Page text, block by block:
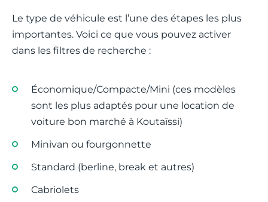
Le type de véhicule est l’une des étapes les plus
importantes. Voici ce que vous pouvez activer
dans les filtres de recherche :
Économique/Compacte/Mini (ces modèles
sont les plus adaptés pour une location de
voiture bon marché à Koutaïssi)
Minivan ou fourgonnette
Standard (berline, break et autres)
Cabriolets